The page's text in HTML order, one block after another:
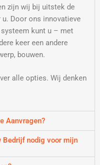
zijn wij bij uitstek de
Door ons innovatieve
kunt u – met
keer een andere
bouwen.
alle opties. Wij denken
Aanvragen?
Bedrijf nodig voor mijn